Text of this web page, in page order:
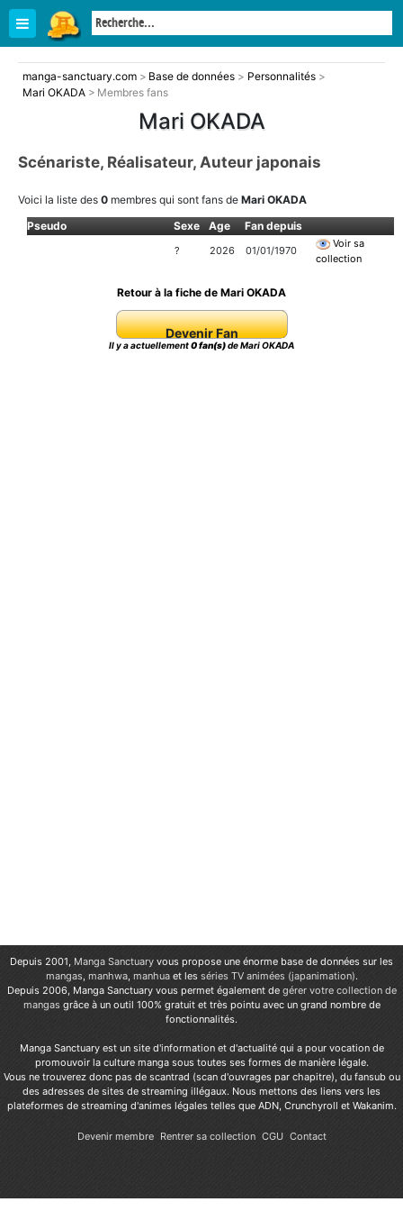
manga-sanctuary.com > Base de données > Personnalités>
Mari OKADA > Membres fans
Mari OKADA
Scénariste, Réalisateur, Auteur japonais
Voici la liste des 0 membres qui sont fans de Mari OKADA
Pseudo
Sexe Age Fan depuis
? 2026 01/01/1970
Voir sa
collection
Retour à la fiche de Mari OKADA
Devenir Fan
Il y a actuellement0 fan(s)de Mari OKADA
Depuis 2001, Manga Sanctuary vous propose une énorme base de données sur les
mangas, manhwa, manhuaet les séries TV animées (japanimation).
Depuis 2006, Manga Sanctuary vous permet également de gérer votre collection de
mangas grâce à un outil 100% gratuit et très pointu avec un grand nombre de
fonctionnalités.
Manga Sanctuary est un site d'information et d'actualité qui a pour vocation de
promouvoir la culture manga sous toutes ses formes de manière légale.
Vous ne trouverez donc pas de scantrad (scan d'ouvrages par chapitre), du fansub ou
des adresses de sites de streaming illégaux. Nous mettons des liens vers les
plateformes de streaming d'animes légales telles que ADN, Crunchyroll et Wakanim.
Devenir membre Rentrer sa collection CGU Contact